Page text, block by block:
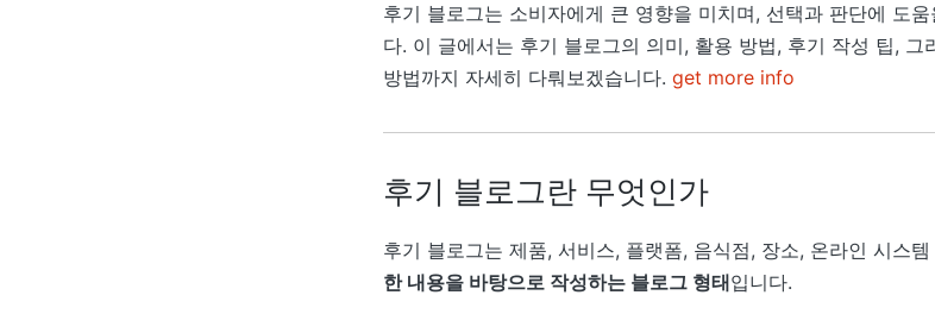
후기 블로그는 소비자에게 큰 영향을 미치며, 선택과 판단에 도
다. 이 글에서는 후기 블로그의 의미, 활용 방법, 후기 작성 팁, 그
방법까지 자세히 다뤄보겠습니다. get more info
후기 블로그란 무엇인가
후기 블로그는 제품, 서비스, 플랫폼, 음식점, 장소, 온라인 시스
한 내용을 바탕으로 작성하는 블로그 형태입니다.